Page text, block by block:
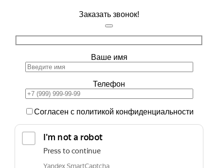
Заказать звонок!
Ваше имя
Телефон
Согласен с политикой конфиденциальности